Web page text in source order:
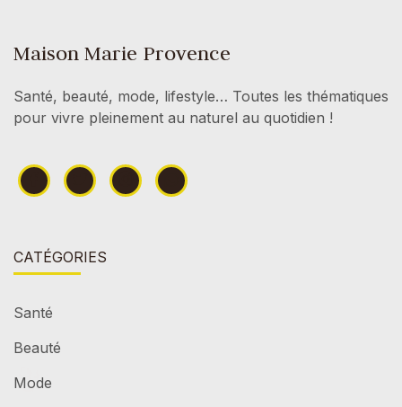
Maison Marie Provence
Santé, beauté, mode, lifestyle… Toutes les thématiques
pour vivre pleinement au naturel au quotidien !
CATÉGORIES
Santé
Beauté
Mode